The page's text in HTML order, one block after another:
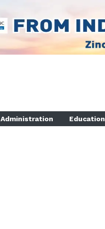
Administration Education